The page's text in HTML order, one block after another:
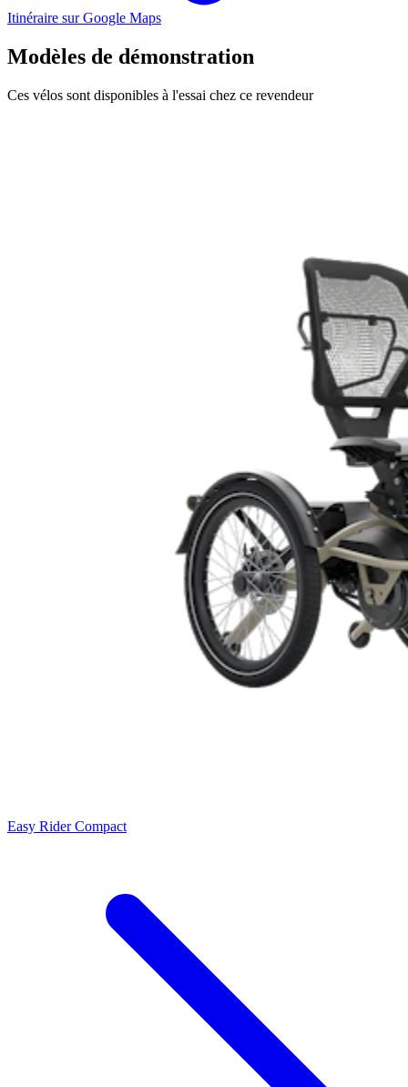
Itinéraire sur Google Maps
Modèles de démonstration
Ces vélos sont disponibles à l'essai chez ce revendeur
Easy Rider Compact